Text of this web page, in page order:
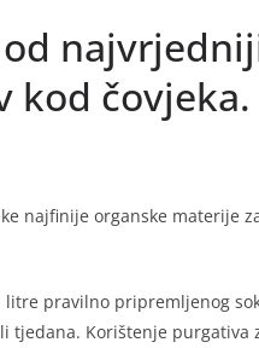
kod čovjeka.
najfinije organske materije
pravilno pripremljenog
tjedana. Korištenje purgativa